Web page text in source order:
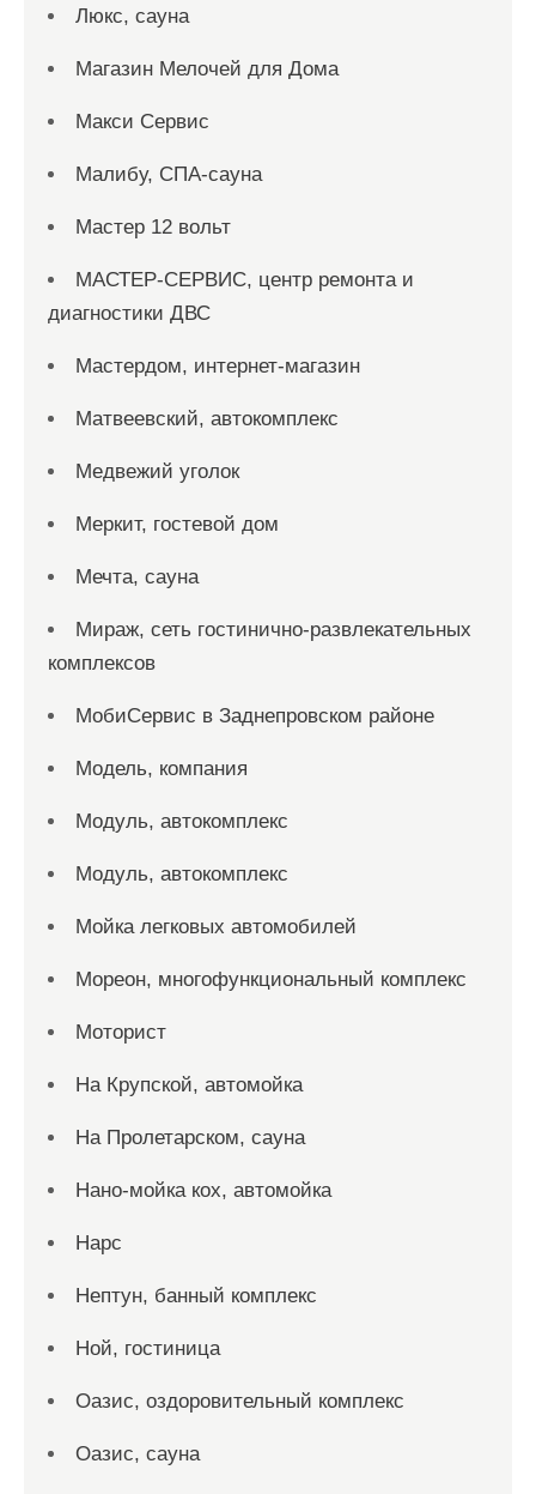
Люкс, сауна
Магазин Мелочей для Дома
Макси Сервис
Малибу, СПА-сауна
Мастер 12 вольт
МАСТЕР-СЕРВИС, центр ремонта и
диагностики ДВС
Мастердом, интернет-магазин
Матвеевский, автокомплекс
Медвежий уголок
Меркит, гостевой дом
Мечта, сауна
Мираж, сеть гостинично-развлекательных
комплексов
МобиСервис в Заднепровском районе
Модель, компания
Модуль, автокомплекс
Модуль, автокомплекс
Мойка легковых автомобилей
Мореон, многофункциональный комплекс
Моторист
На Крупской, автомойка
На Пролетарском, сауна
Нано-мойка кох, автомойка
Нарс
Нептун, банный комплекс
Ной, гостиница
Оазис, оздоровительный комплекс
Оазис, сауна